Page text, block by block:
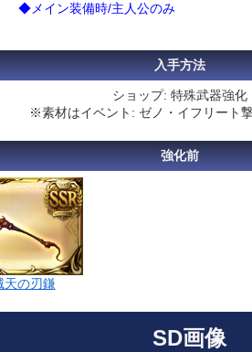
◆メイン装備時/主人公のみ
入手方法
ショップ: 特殊武器強化
※素材はイベント: ゼノ・イフリート
強化前
天の刃鎌
SD画像